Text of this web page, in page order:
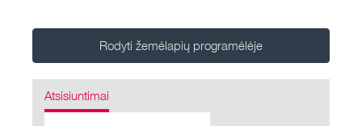
Rodyti žemėlapių programėlėje
Atsisiuntimai